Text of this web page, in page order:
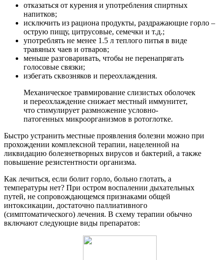
отказаться от курения и употребления спиртных
напитков;
исключить из рациона продукты, раздражающие горло –
острую пищу, цитрусовые, семечки и т.д.;
употреблять не менее 1.5 л теплого питья в виде
травяных чаев и отваров;
меньше разговаривать, чтобы не перенапрягать
голосовые связки;
избегать сквозняков и переохлаждения.
Механическое травмирование слизистых оболочек
и переохлаждение снижает местный иммунитет,
что стимулирует размножение условно-
патогенных микроорганизмов в ротоглотке.
Быстро устранить местные проявления болезни можно при
прохождении комплексной терапии, нацеленной на
ликвидацию болезнетворных вирусов и бактерий, а также
повышение резистентности организма.
Как лечиться, если болит горло, больно глотать, а
температуры нет? При остром воспалении дыхательных
путей, не сопровождающемся признаками общей
интоксикации, достаточно паллиативного
(симптоматического) лечения. В схему терапии обычно
включают следующие виды препаратов: